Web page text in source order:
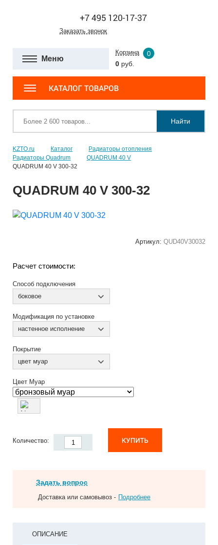
+7 495 120-17-37
Заказать звонок
Меню
Корзина
0
0 руб.
КАТАЛОГ ТОВАРОВ
Найти
KZTO.ru Каталог
Радиаторы отопления
Радиаторы Quadrum
QUADRUM 40 V
QUADRUM 40 V 300-32
QUADRUM 40 V 300-32
Артикул: QUD40V30032
Расчет стоимости:
Способ подключения
боковое
Модификация по установке
настенное исполнение
Покрытие
цвет муар
Цвет Муар
Количество: КУПИТЬ
Задать вопрос
Доставка или самовывоз - Подробнее
ОПИСАНИЕ